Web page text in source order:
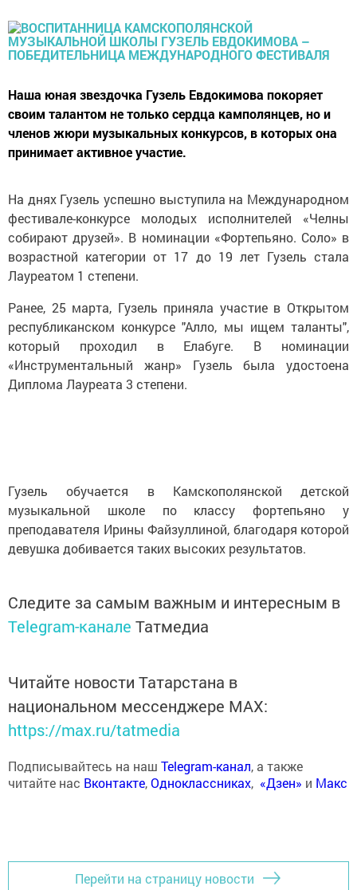
Наша юная звездочка Гузель Евдокимова покоряет
своим талантом не только сердца камполянцев, но и
членов жюри музыкальных конкурсов, в которых она
принимает активное участие.
На днях Гузель успешно выступила на Международном
фестивале-конкурсе молодых исполнителей «Челны
собирают друзей». В номинации «Фортепьяно. Соло» в
возрастной категории от 17 до 19 лет Гузель стала
Лауреатом 1 степени.
Ранее, 25 марта, Гузель приняла участие в Открытом
республиканском конкурсе "Алло, мы ищем таланты",
который проходил в Елабуге. В номинации
«Инструментальный жанр» Гузель была удостоена
Диплома Лауреата 3 степени.
Гузель обучается в Камскополянской детской
музыкальной школе по классу фортепьяно у
преподавателя Ирины Файзуллиной, благодаря которой
девушка добивается таких высоких результатов.
Следите за самым важным и интересным в
Telegram-канале Татмедиа
Читайте новости Татарстана в
национальном мессенджере MАХ:
https://max.ru/tatmedia
Подписывайтесь на наш Telegram-канал, а также
читайте нас Вконтакте,Одноклассниках, «Дзен» и Макс
Перейти на страницу новости